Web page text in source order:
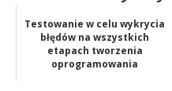
Testowanie w celu wykrycia
błędów na wszystkich
etapach tworzenia
oprogramowania